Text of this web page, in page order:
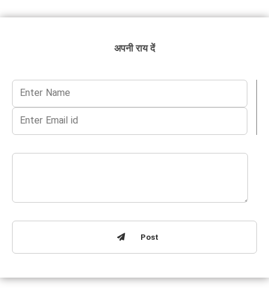
अपनी राय दें
Post